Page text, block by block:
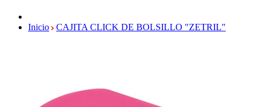
Inicio CAJITA CLICK DE BOLSILLO "ZETRIL"